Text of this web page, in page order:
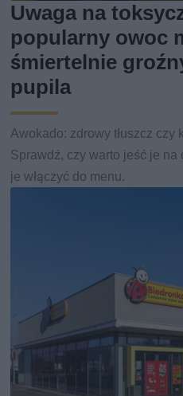
Uwaga na
popularny owoc
śmiertelnie
pupila
Awokado: zdrowy tłuszcz czy
Sprawdź, czy warto jeść je
je włączyć do menu.